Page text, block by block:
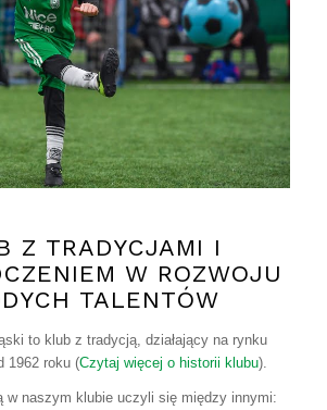
Z TRADYCJAMI I
W ROZWOJU
TALENTÓW
to klub z tradycją, działający na rynku
1962 roku (Czytaj więcej o historii klubu).
w naszym klubie uczyli się między innymi: